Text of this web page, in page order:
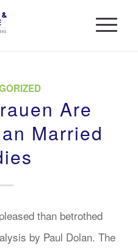
Are
Married
than betrothed
by Paul Dolan. The